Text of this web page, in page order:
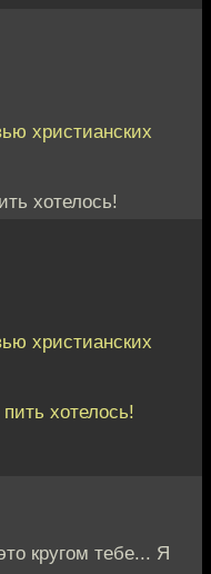
христианских
хотелось!
христианских
хотелось!
кругом тебе... Я